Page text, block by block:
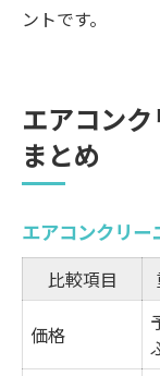
ントです。
エアコン
まとめ
エアコンクリー
比較項目
価格